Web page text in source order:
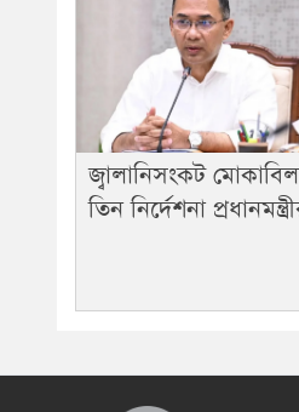
জ্বালানিসংকট
তিন নির্দেশনা